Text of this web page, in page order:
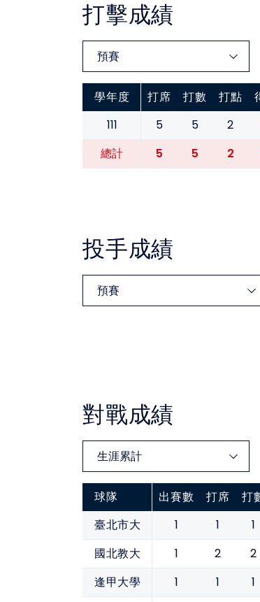
打擊成績
學年度 打席 打數 打點
111 5 5 2
總計 5 5 2
投手成績
對戰成績
球隊 出賽數 打席 打
臺北市大
1 1 1
國北教大 1 2 2
逢甲大學 1 1 1